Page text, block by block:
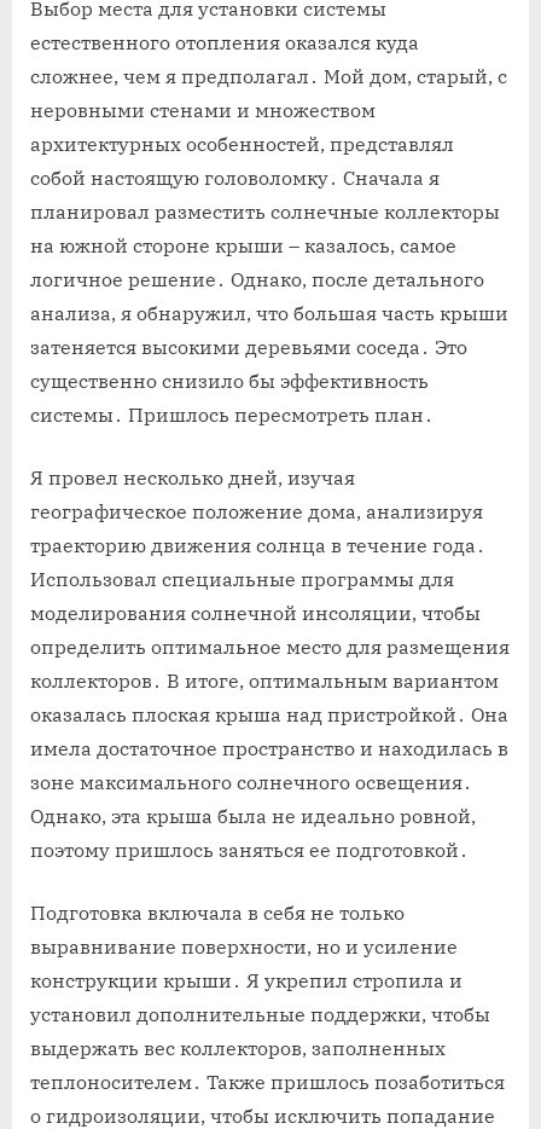
Выбор места для установки системы
естественного отопления оказался куда
сложнее, чем я предполагал․ Мой дом, старый, с
неровными стенами и множеством
архитектурных особенностей, представлял
собой настоящую головоломку․ Сначала я
планировал разместить солнечные коллекторы
на южной стороне крыши – казалось, самое
логичное решение․ Однако, после детального
анализа, я обнаружил, что большая часть крыши
затеняется высокими деревьями соседа․ Это
существенно снизило бы эффективность
системы․ Пришлось пересмотреть план․
Я провел несколько дней, изучая
географическое положение дома, анализируя
траекторию движения солнца в течение года․
Использовал специальные программы для
моделирования солнечной инсоляции, чтобы
определить оптимальное место для размещения
коллекторов․ В итоге, оптимальным вариантом
оказалась плоская крыша над пристройкой․ Она
имела достаточное пространство и находилась в
зоне максимального солнечного освещения․
Однако, эта крыша была не идеально ровной,
поэтому пришлось заняться ее подготовкой․
Подготовка включала в себя не только
выравнивание поверхности, но и усиление
конструкции крыши․ Я укрепил стропила и
установил дополнительные поддержки, чтобы
выдержать вес коллекторов, заполненных
теплоносителем․ Также пришлось позаботиться
о гидроизоляции, чтобы исключить попадание